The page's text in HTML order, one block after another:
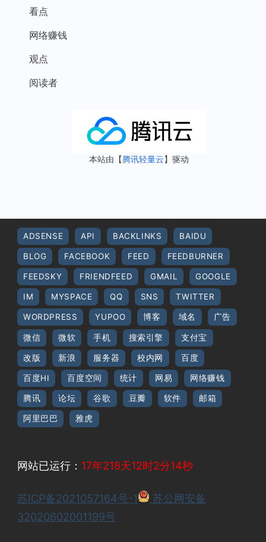
看点
网络赚钱
观点
阅读者
本站由【腾讯轻量云】驱动
ADSENSE API BACKLINKS BAIDU
BLOG FACEBOOK FEED FEEDBURNER
FEEDSKY FRIENDFEED GMAIL GOOGLE
IM MYSPACE QQ SNS TWITTER
WORDPRESS YUPOO 博客 域名 广告
微信 微软 手机 搜索引擎 支付宝
改版 新浪 服务器 校内网 百度
百度HI 百度空间 统计 网易 网络赚钱
腾讯 论坛 谷歌 豆瓣 软件 邮箱
阿里巴巴 雅虎
网站已运行： 17年218天12时2分14秒
苏ICP备2021057164号-1
苏公网安备
32020602001199号